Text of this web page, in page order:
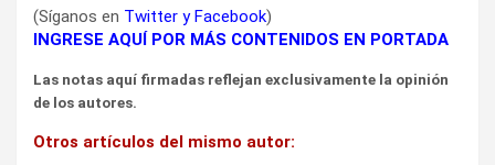
(Síganos en Twitter yFacebook)
INGRESE AQUÍ POR MÁS CONTENIDOS EN PORTADA
Las notas aquí firmadas reflejan exclusivamente la opinión
de los autores.
Otros artículos del mismo autor: